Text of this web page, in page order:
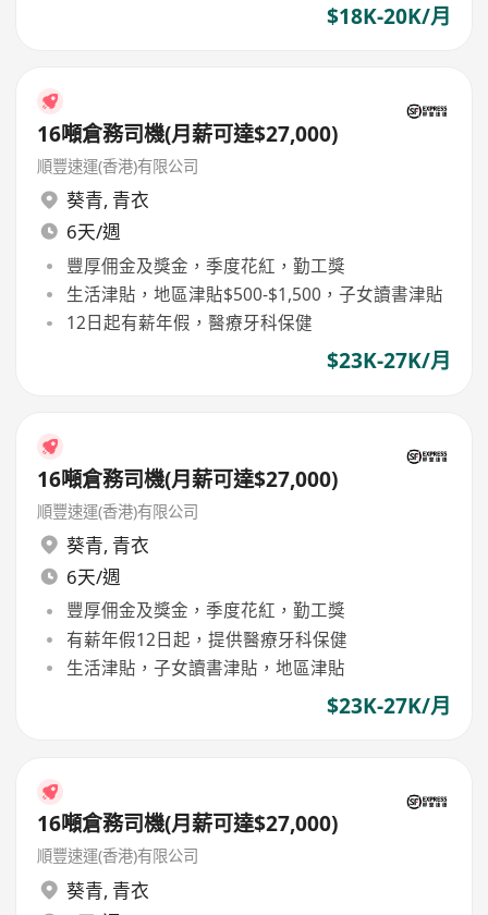
$18K-20K/月
16噸倉務司機(月薪可達$27,000)
順豐速運(香港)有限公司
葵青, 青衣
6天/週
豐厚佣金及獎金，季度花紅，勤工獎
生活津貼，地區津貼$500-$1,500，子女讀書津貼
12日起有薪年假，醫療牙科保健
$23K-27K/月
16噸倉務司機(月薪可達$27,000)
順豐速運(香港)有限公司
葵青, 青衣
6天/週
豐厚佣金及獎金，季度花紅，勤工獎
有薪年假12日起，提供醫療牙科保健
生活津貼，子女讀書津貼，地區津貼
$23K-27K/月
16噸倉務司機(月薪可達$27,000)
順豐速運(香港)有限公司
葵青, 青衣